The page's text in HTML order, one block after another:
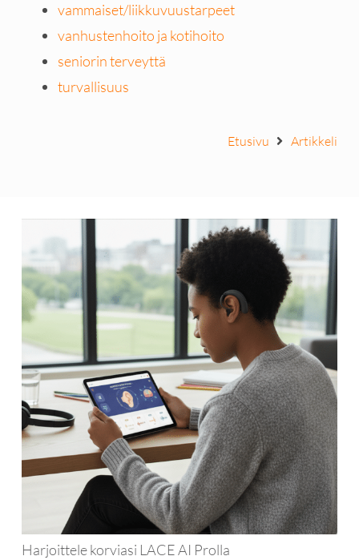
vammaiset/liikkuvuustarpeet
vanhustenhoito ja kotihoito
seniorin terveyttä
turvallisuus
Etusivu Artikkeli
Harjoittele korviasi LACE AI Prolla